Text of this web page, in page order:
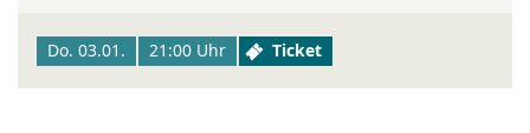
Do. 03.01. 21:00 Uhr Ticket